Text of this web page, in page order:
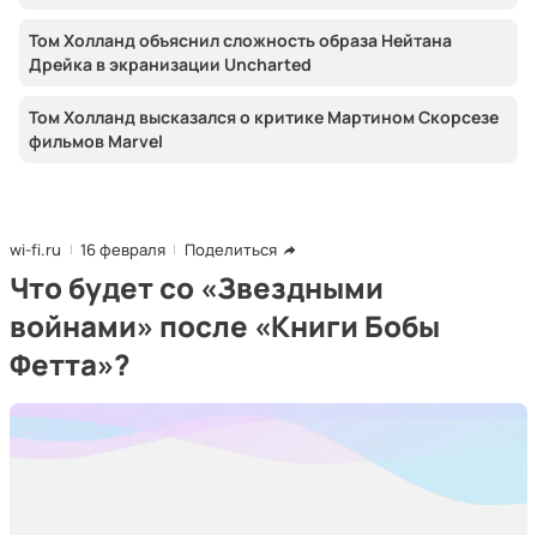
Том Холланд объяснил сложность образа Нейтана
Дрейка в экранизации Uncharted
Том Холланд высказался о критике Мартином Скорсезе
фильмов Marvel
wi-fi.ru 16 февраля Поделиться
Что будет со «Звездными
войнами» после «Книги Бобы
Фетта»?